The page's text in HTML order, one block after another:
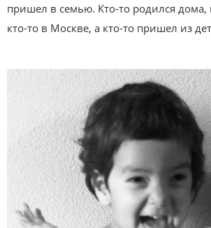
пришел в семью. Кто-то родился дома,
кто-то в Москве, а кто-то пришел из